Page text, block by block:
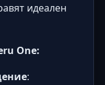
идеален
One:
: